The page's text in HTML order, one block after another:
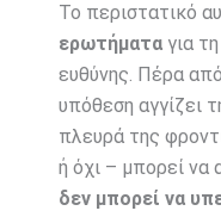
Το περιστατικό
ερωτήματαγια
ευθύνης. Πέρα
υπόθεση αγγίζει
πλευρά της
ή όχι – μπορεί να
δεν μπορεί να